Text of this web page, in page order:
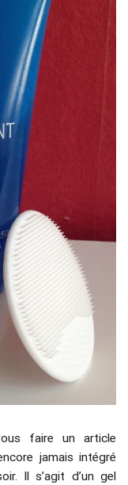
faire un article
jamais intégré
Il s’agit d’un gel